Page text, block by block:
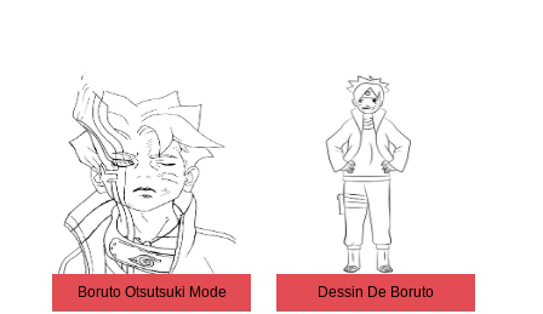
Boruto Otsutsuki Mode Dessin De Boruto